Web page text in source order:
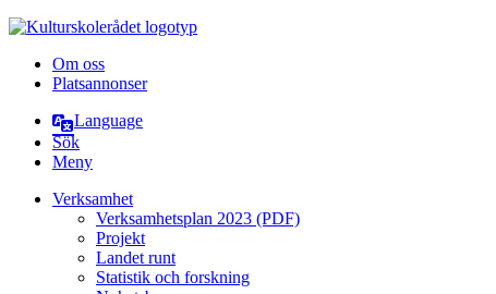
Hoppa till innehållet
Om oss
Platsannonser
Language
Sök
Meny
Verksamhet
Verksamhetsplan 2023 (PDF)
Projekt
Landet runt
Statistik och forskning